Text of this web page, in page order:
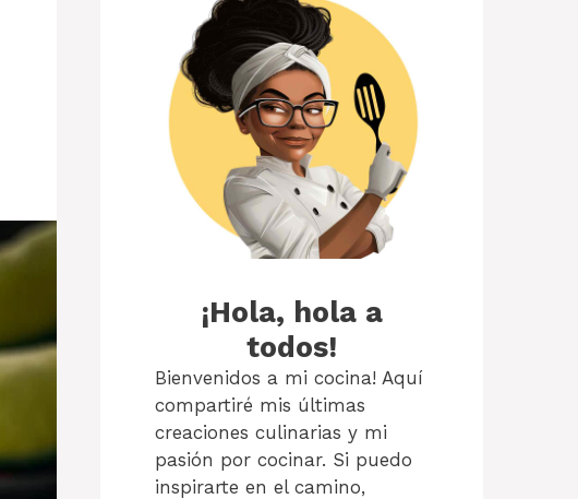
¡Hola, hola a
todos!
Bienvenidos a mi cocina! Aquí
compartiré mis últimas
creaciones culinarias y mi
pasión por cocinar. Si puedo
inspirarte en el camino,